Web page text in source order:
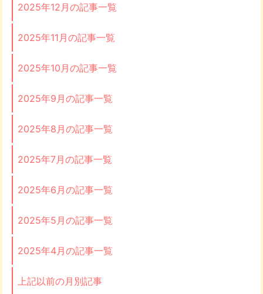
2025年12月の記事一覧
2025年11月の記事一覧
2025年10月の記事一覧
2025年9月の記事一覧
2025年8月の記事一覧
2025年7月の記事一覧
2025年6月の記事一覧
2025年5月の記事一覧
2025年4月の記事一覧
上記以前の月別記事